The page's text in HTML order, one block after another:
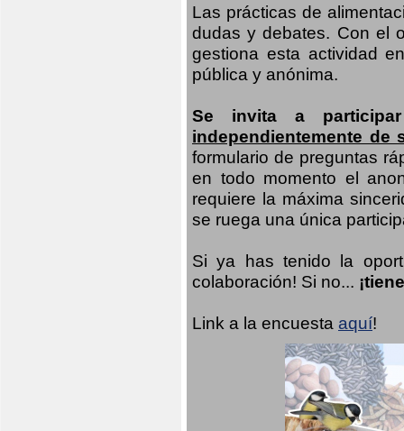
Las prácticas de
dudas y debates. Con el
gestiona esta actividad
pública y anónima.
Se invita a
independientemente
formulario de preguntas
en todo momento el
requiere la máxima
se ruega una única
Si ya has tenido la
colaboración! Si no...
Link a la encuesta aquí!